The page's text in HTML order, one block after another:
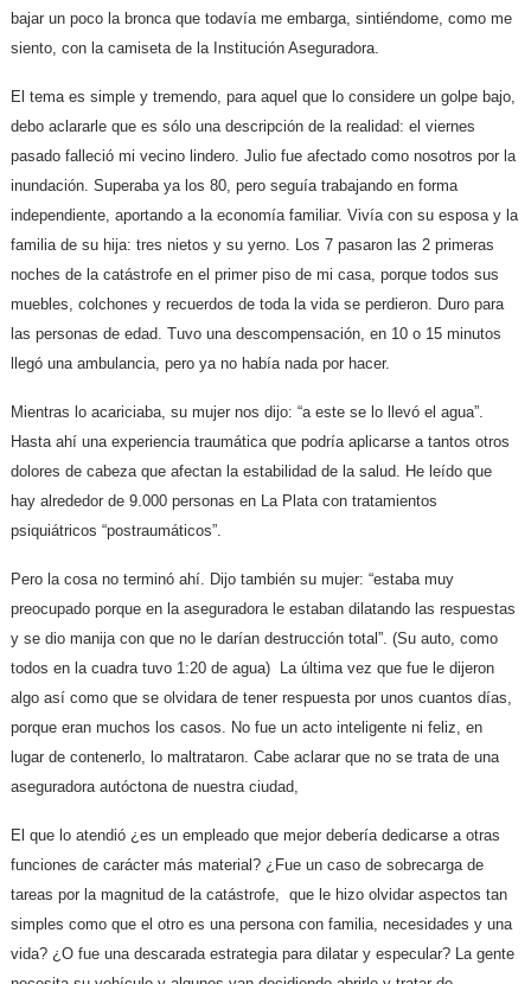
bajar un poco la bronca que todavía me embarga, sintiéndome, como me
siento, con la camiseta de la Institución Aseguradora.
El tema es simple y tremendo, para aquel que lo considere un golpe bajo,
debo aclararle que es sólo una descripción de la realidad: el viernes
pasado falleció mi vecino lindero. Julio fue afectado como nosotros por la
inundación. Superaba ya los 80, pero seguía trabajando en forma
independiente, aportando a la economía familiar. Vivía con su esposa y la
familia de su hija: tres nietos y su yerno. Los 7 pasaron las 2 primeras
noches de la catástrofe en el primer piso de mi casa, porque todos sus
muebles, colchones y recuerdos de toda la vida se perdieron. Duro para
las personas de edad. Tuvo una descompensación, en 10 o 15 minutos
llegó una ambulancia, pero ya no había nada por hacer.
Mientras lo acariciaba, su mujer nos dijo: “a este se lo llevó el agua”.
Hasta ahí una experiencia traumática que podría aplicarse a tantos otros
dolores de cabeza que afectan la estabilidad de la salud. He leído que
hay alrededor de 9.000 personas en La Plata con tratamientos
psiquiátricos “postraumáticos”.
Pero la cosa no terminó ahí. Dijo también su mujer: “estaba muy
preocupado porque en la aseguradora le estaban dilatando las respuestas
y se dio manija con que no le darían destrucción total”. (Su auto, como
todos en la cuadra tuvo 1:20 de agua) La última vez que fue le dijeron
algo así como que se olvidara de tener respuesta por unos cuantos días,
porque eran muchos los casos. No fue un acto inteligente ni feliz, en
lugar de contenerlo, lo maltrataron. Cabe aclarar que no se trata de una
aseguradora autóctona de nuestra ciudad,
El que lo atendió ¿es un empleado que mejor debería dedicarse a otras
funciones de carácter más material? ¿Fue un caso de sobrecarga de
tareas por la magnitud de la catástrofe, que le hizo olvidar aspectos tan
simples como que el otro es una persona con familia, necesidades y una
vida? ¿O fue una descarada estrategia para dilatar y especular? La gente